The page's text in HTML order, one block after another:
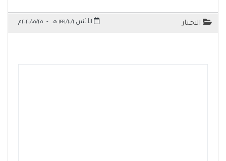
الاخبار الأثنين ١٤٤١/١٠/١ هـ - ٢٠٢٠/٠٥/٢٥م